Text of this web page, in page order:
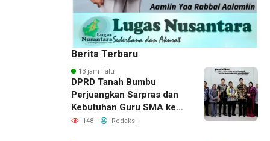
Berita Terbaru
13 jam lalu
DPRD Tanah Bumbu
Perjuangkan Sarpras dan
Kebutuhan Guru SMA ke
Pemprov Kalsel
148 Redaksi